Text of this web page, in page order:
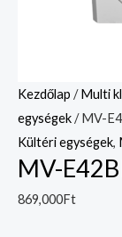
Kezdőlap /Multi
egységek/ MV-
Kültéri egységek,
MV-
869,000Ft